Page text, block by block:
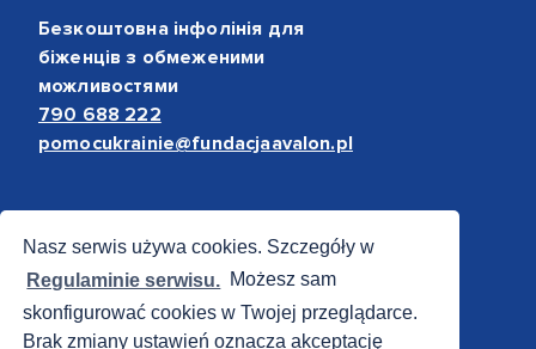
Nasz serwis używa cookies. Szczegóły w
Regulaminie serwisu. Możesz sam
skonfigurować cookies w Twojej przeglądarce.
Brak zmiany ustawień oznacza akceptację
Безкоштовна інфолінія для
біженців з обмеженими
можливостями
790 688 222
pomocukrainie@fundacjaavalon.pl
Bezpieczne płatności